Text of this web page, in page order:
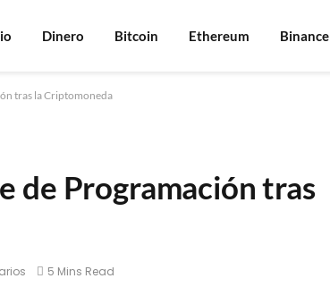
Dinero Bitcoin Ethereum Binance
tras la Criptomoneda
de Programación tras
5 Mins Read